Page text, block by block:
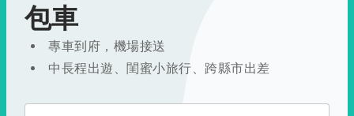
包車
專車到府，機場接送
中長程出遊、閨蜜小旅行、跨縣市出差